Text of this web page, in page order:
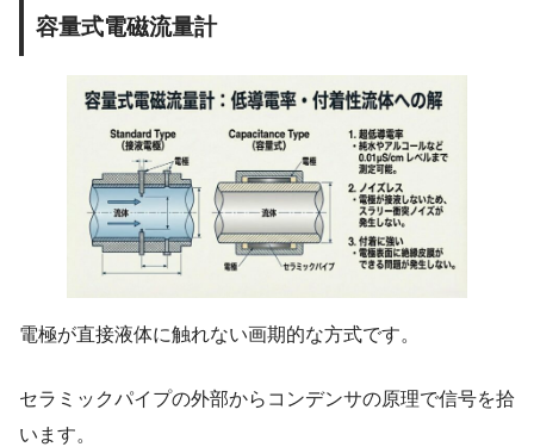
容量式電磁流量計
電極が直接液体に触れない画期的な方式です。
セラミックパイプの外部からコンデンサの原理で信号を拾
います。